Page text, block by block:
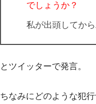
でしょうか？
私が出頭してか
とツイッターで発言。
ちなみにどのような犯